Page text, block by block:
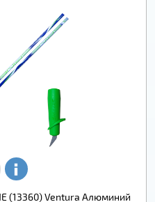
(13360) Ventura Алюминий